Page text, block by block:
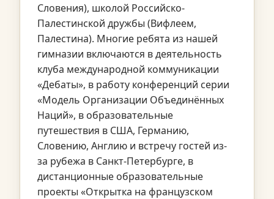
Словения), школой Российско-
Палестинской дружбы (Вифлеем,
Палестина). Многие ребята из нашей
гимназии включаются в деятельность
клуба международной коммуникации
«Дебаты», в работу конференций серии
«Модель Организации Объединённых
Наций», в образовательные
путешествия в США, Германию,
Словению, Англию и встречу гостей из-
за рубежа в Санкт-Петербурге, в
дистанционные образовательные
проекты «Открытка на французском